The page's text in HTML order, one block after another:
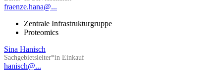
fraenze.hana@...
Zentrale Infrastrukturgruppe
Proteomics
Sina Hanisch
Sachgebietsleiter*in Einkauf
hanisch@...